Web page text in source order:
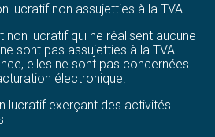
lucratif non assujetties à la TVA
lucratif qui ne réalisent aucune
sont pas assujetties à la TVA.
elles ne sont pas concernées
électronique.
lucratif exerçant des activités